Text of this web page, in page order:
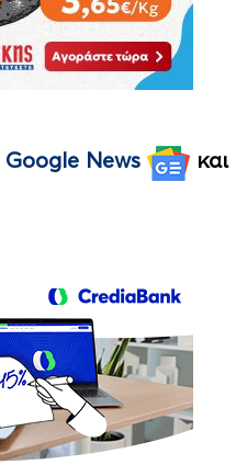
Google News και